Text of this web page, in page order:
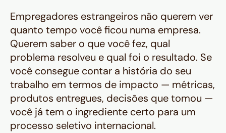
Empregadores estrangeiros não querem ver
quanto tempo você ficou numa empresa.
Querem saber o que você fez, qual
problema resolveu e qual foi o resultado. Se
você consegue contar a história do seu
trabalho em termos de impacto — métricas,
produtos entregues, decisões que tomou —
você já tem o ingrediente certo para um
processo seletivo internacional.